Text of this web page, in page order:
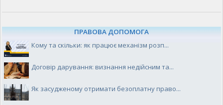
ПРАВОВА ДОПОМОГА
Кому та скільки: як працює механізм розп...
Договір дарування: визнання недійсним та...
Як засудженому отримати безоплатну право...